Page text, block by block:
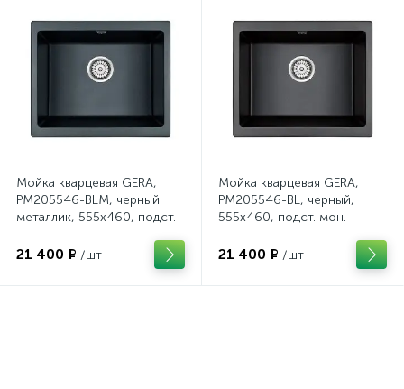
Мойка кварцевая GERA,
PM205546-BLM, черный
металлик, 555х460, подст.
21 400 ₽ /шт
Мойка кварцевая GERA,
PM205546-BL, черный,
555х460, подст. мон.
21 400 ₽ /шт